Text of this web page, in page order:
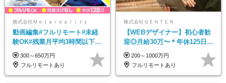
株式会社Ｍｅｔａｒｅａｌｉｔｙ
動画編集#フルリモート#未経
験OK#残業月平均3時間以下#
土日祝休み#年休128日
300～650万円
フルリモートあり
株式会社ＧＥＮＴＥＮ
【WEBデザイナー】初⼼者歓
迎◎⽉給30万〜＊年休125⽇＊
在宅OK＆研修あり＊フレック
ス
200～1000万円
フルリモートあり